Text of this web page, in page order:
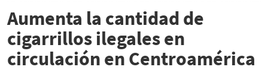
Aumenta la cantidad de
cigarrillos ilegales en
circulación en Centroamérica